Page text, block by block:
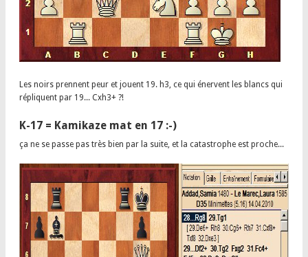
Les noirs prennent peur et jouent 19. h3, ce qui énervent les blancs qui
répliquent par 19... Cxh3+ ?!
K-17 = Kamikaze mat en 17 :-)
ça ne se passe pas très bien par la suite, et la catastrophe est proche...